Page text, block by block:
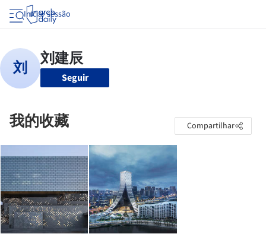
Iniciar sessão
Seguir
我的收藏 Compartilhar